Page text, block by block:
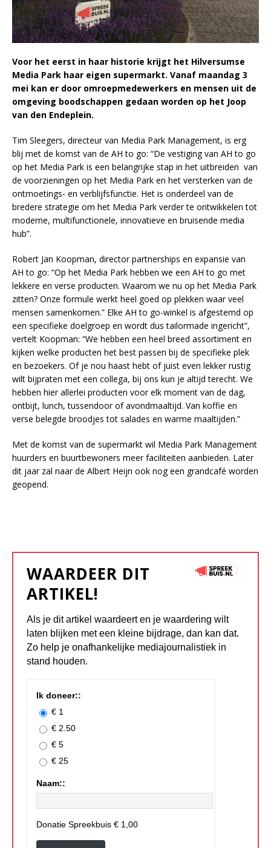
Voor het eerst in haar historie krijgt het Hilversumse
Media Park haar eigen supermarkt. Vanaf maandag 3
mei kan er door omroepmedewerkers en mensen uit de
omgeving boodschappen gedaan worden op het Joop
van den Endeplein.
Tim Sleegers, directeur van Media Park Management, is erg
blij met de komst van de AH to go: “De vestiging van AH to go
op het Media Park is een belangrijke stap in het uitbreiden van
de voorzieningen op het Media Park en het versterken van de
ontmoetings- en verblijfsfunctie. Het is onderdeel van de
bredere strategie om het Media Park verder te ontwikkelen tot
moderne, multifunctionele, innovatieve en bruisende media
hub”.
Robert Jan Koopman, director partnerships en expansie van
AH to go: “Op het Media Park hebben we een AH to go met
lekkere en verse producten. Waarom we nu op het Media Park
zitten? Onze formule werkt heel goed op plekken waar veel
mensen samenkomen.” Elke AH to go-winkel is afgestemd op
een specifieke doelgroep en wordt dus tailormade ingericht”,
vertelt Koopman: “We hebben een heel breed assortiment en
kijken welke producten het best passen bij de specifieke plek
en bezoekers. Of je nou haast hebt of juist even lekker rustig
wilt bijpraten met een collega, bij ons kun je altijd terecht. We
hebben hier allerlei producten voor elk moment van de dag,
ontbijt, lunch, tussendoor of avondmaaltijd. Van koffie en
verse belegde broodjes tot salades en warme maaltijden.”
Met de komst van de supermarkt wil Media Park Management
huurders en buurtbewoners meer faciliteiten aanbieden. Later
dit jaar zal naar de Albert Heijn ook nog een grandcafé worden
geopend.
WAARDEER DIT
ARTIKEL!
Als je dit artikel waardeert en je waardering wilt
laten blijken met een kleine bijdrage, dan kan dat.
Zo help je onafhankelijke mediajournalistiek in
stand houden.
Ik doneer::
€ 1
€ 2.50
€ 5
€ 25
Naam::
Donatie Spreekbuis € 1,00